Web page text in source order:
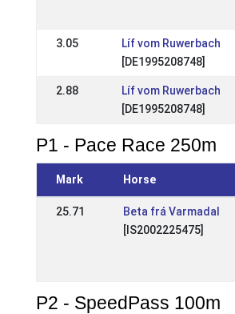
3.05
Líf vom Ruwerbach
[DE1995208748]
2.88
Líf vom Ruwerbach
[DE1995208748]
P1 - Pace Race 250m
Mark Horse
25.71
Beta frá Varmadal
[IS2002225475]
P2 - SpeedPass 100m